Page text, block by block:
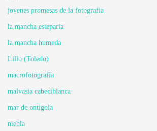
jovenes promesas de la fotografia
la mancha esteparia
la mancha humeda
Lillo (Toledo)
macrofotografía
malvasia cabeciblanca
mar de ontígola
niebla